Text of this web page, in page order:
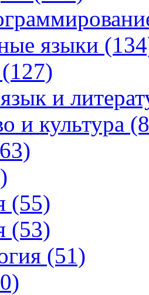
языки
и
и культура
(55)
(53)
(51)